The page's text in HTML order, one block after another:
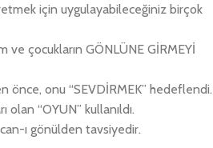
için uygulayabileceğiniz birçok
çocukların GÖNLÜNE GİRMEYİ
önce, onu “SEVDİRMEK” hedeflendi.
olan “OYUN” kullanıldı.
ı gönülden tavsiyedir.